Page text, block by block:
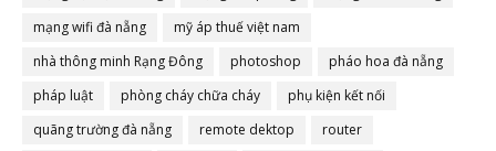
mạng wifi đà nẵng
mỹ áp thuế việt nam
nhà thông minh Rạng Đông
photoshop
pháo hoa đà nẵng
pháp luật
phòng cháy chữa cháy
phụ kiện kết nối
quãng trường đà nẵng
remote dektop
router